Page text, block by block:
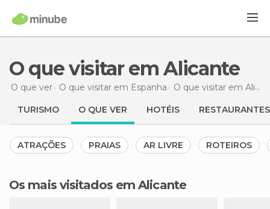
O que visitar em Alicante
O que ver O que visitar em Espanha O que visitar em Alicante
TURISMO O QUE VER HOTÉIS RESTAURANTES
ATRAÇÕES PRAIAS AR LIVRE ROTEIROS
Os mais visitados em Alicante